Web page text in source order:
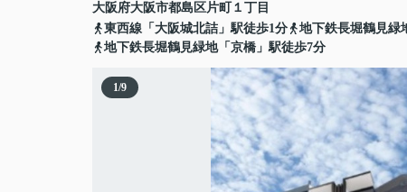
大阪府大阪市都島区片町
１丁目
東西線「大阪城北詰」駅徒歩1分
地下鉄長堀鶴見緑
地下鉄長堀鶴見緑地「京橋」駅徒歩7分
1/9